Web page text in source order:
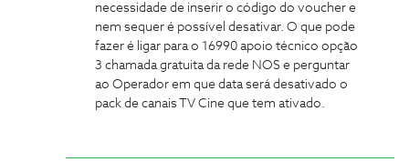
necessidade de inserir o código do voucher e
nem sequer é possível desativar. O que pode
fazer é ligar para o 16990 apoio técnico opção
3 chamada gratuita da rede NOS e perguntar
ao Operador em que data será desativado o
pack de canais TV Cine que tem ativado.